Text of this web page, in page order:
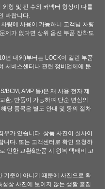
형 및 핀 수와 커넥터 형상이 다를
바랍니다.
량에 사용이 가능하니 고객님 차량
제가 없다면 상위 옵션 부품 장착도
년 내외)부터는 LOCK이 걸린 부품
서비스센터나 관련 정비업체에 문
BCM, AMP 등)은 재 사용 전자 제
환, 반품이 가능하며 단순 변심의
당 품목은 별도 안내 및 동의 절차
가 있습니다. 상품 사진이 실사이
니다. 또는 고객센터로 확인 요청하
인한 교환&반품 시 왕복 택배비 고
기준이 아니기 때문에 사진으로 확
상 사진에 보이지 않는 생활 흠집